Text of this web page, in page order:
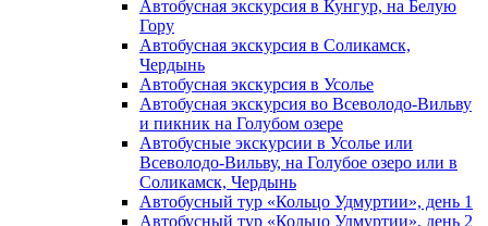
Автобусная экскурсия в Кунгур, на Белую
Гору
Автобусная экскурсия в Соликамск,
Чердынь
Автобусная экскурсия в Усолье
Автобусная экскурсия во Всеволодо-Вильву
и пикник на Голубом озере
Автобусные экскурсии в Усолье или
Всеволодо-Вильву, на Голубое озеро или в
Соликамск, Чердынь
Автобусный тур «Кольцо Удмуртии», день 1
Автобусный тур «Кольцо Удмуртии», день 2